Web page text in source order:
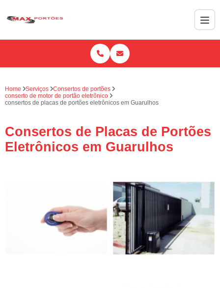
Home Serviços
Consertos de portões
conserto de motor de portão eletrônico
consertos de placas de portões eletrônicos em Guarulhos
Consertos de Placas de Portões
Eletrônicos em Guarulhos